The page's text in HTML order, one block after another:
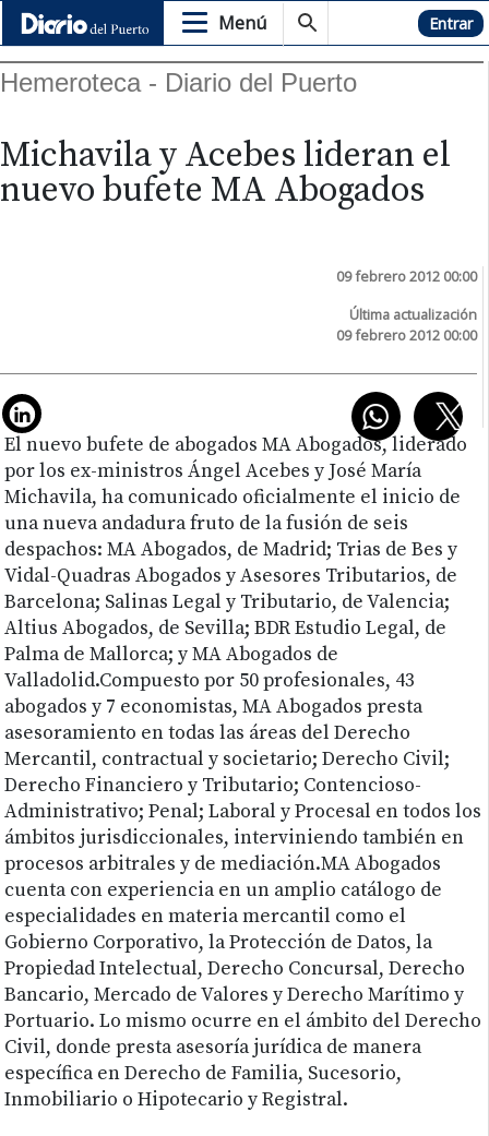
Menú Hemeroteca Entrar
Hemeroteca - Diario del Puerto
Michavila y Acebes lideran el
nuevo bufete MA Abogados
09 febrero 2012 00:00
Última actualización
09 febrero 2012 00:00
El nuevo bufete de abogados MA Abogados, liderado
por los ex-ministros Ángel Acebes y José María
Michavila, ha comunicado oficialmente el inicio de
una nueva andadura fruto de la fusión de seis
despachos: MA Abogados, de Madrid; Trias de Bes y
Vidal-Quadras Abogados y Asesores Tributarios, de
Barcelona; Salinas Legal y Tributario, de Valencia;
Altius Abogados, de Sevilla; BDR Estudio Legal, de
Palma de Mallorca; y MA Abogados de
Valladolid.Compuesto por 50 profesionales, 43
abogados y 7 economistas, MA Abogados presta
asesoramiento en todas las áreas del Derecho
Mercantil, contractual y societario; Derecho Civil;
Derecho Financiero y Tributario; Contencioso-
Administrativo; Penal; Laboral y Procesal en todos los
ámbitos jurisdiccionales, interviniendo también en
procesos arbitrales y de mediación.MA Abogados
cuenta con experiencia en un amplio catálogo de
especialidades en materia mercantil como el
Gobierno Corporativo, la Protección de Datos, la
Propiedad Intelectual, Derecho Concursal, Derecho
Bancario, Mercado de Valores y Derecho Marítimo y
Portuario. Lo mismo ocurre en el ámbito del Derecho
Civil, donde presta asesoría jurídica de manera
específica en Derecho de Familia, Sucesorio,
Inmobiliario o Hipotecario y Registral.